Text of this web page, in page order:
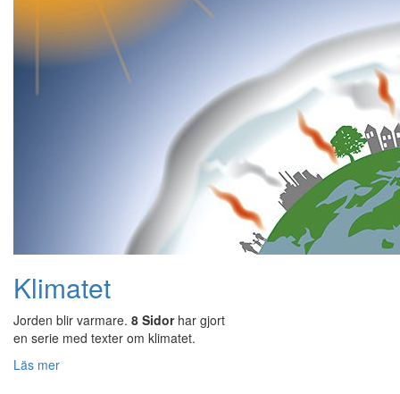
Klimatet
Jorden blir varmare. 8 Sidorhar gjort
en serie med texter om klimatet.
Läs mer